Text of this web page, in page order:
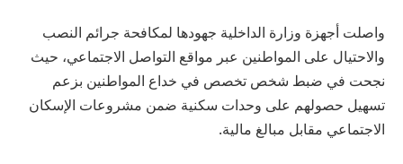
واصلت أجهزة وزارة الداخلية جهودها لمكافحة جرائم النصب
والاحتيال على المواطنين عبر مواقع التواصل الاجتماعي، حيث
نجحت في ضبط شخص تخصص في خداع المواطنين بزعم
تسهيل حصولهم على وحدات سكنية ضمن مشروعات الإسكان
الاجتماعي مقابل مبالغ مالية.